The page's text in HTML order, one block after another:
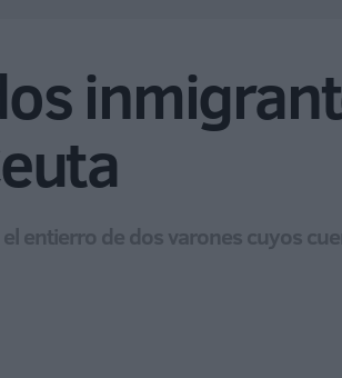
entierro de dos varones cuyos